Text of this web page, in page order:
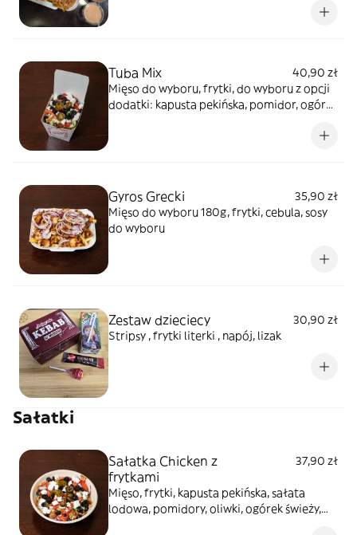
sałatkowy, oliwki, papryczki pikantne, sosy
Tuba Mix
40,90 zł
Mięso do wyboru, frytki, do wyboru z opcji
dodatki: kapusta pekińska, pomidor, ogórek
Gyros Grecki
35,90 zł
Mięso do wyboru 180g, frytki, cebula, sosy
do wyboru
Zestaw dzieciecy
30,90 zł
Stripsy , frytki literki , napój, lizak
Sałatki
Sałatka Chicken z
frytkami
37,90 zł
Mięso, frytki, kapusta pekińska, sałata
lodowa, pomidory, oliwki, ogórek świeży,